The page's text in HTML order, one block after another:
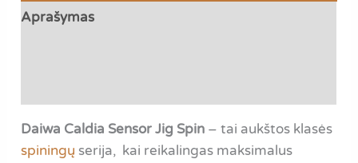
Aprašymas
Daiwa Caldia Sensor Jig Spin – tai aukštos klasės
spiningų serija, kai reikalingas maksimalus